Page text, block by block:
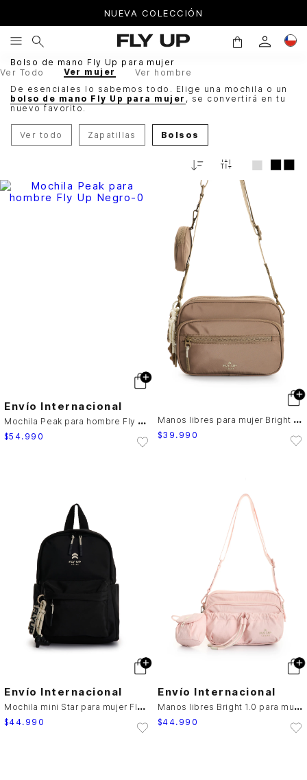
NUEVA COLECCIÓN
Bolso de mano Fly Up para mujer
Ver Todo
Ver mujer
Ver hombre
De esenciales lo sabemos todo. Elige una mochila o un
bolso de mano Fly Up para mujer , se convertirá en tu
nuevo favorito.
Ver todo Zapatillas Bolsos
Relevancia
Envío Internacional
M
ochila Peak para hombre Fly Up
$54. 990
M
anos libres para mujer Bright Fly Up
$39 . 990
Envío Internacional
M
ochila mini Star para mujer Fly Up
$44. 990
Envío Internacional
M
anos libres Bright 1.0 para mujer Fly Up
$44. 990